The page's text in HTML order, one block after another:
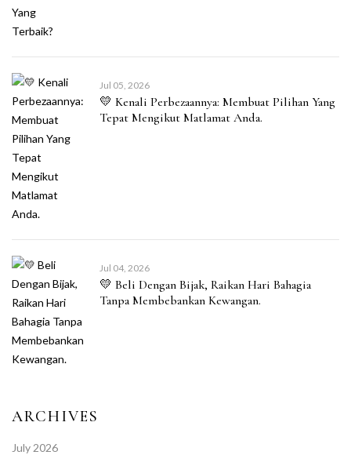
Jul 05, 2026
💛 Kenali Perbezaannya: Membuat Pilihan Yang
Tepat Mengikut Matlamat Anda.
Jul 04, 2026
💛 Beli Dengan Bijak, Raikan Hari Bahagia
Tanpa Membebankan Kewangan.
ARCHIVES
July 2026